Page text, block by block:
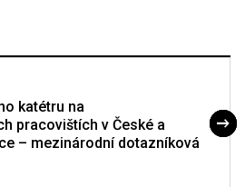
katétru na
pracovištích v České a
– mezinárodní dotazníková